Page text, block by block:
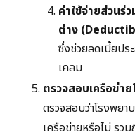
ค่าใช้จ่ายส่วนร่
ต่าง
ซึ่งช่วยลดเบี้ยป
เคลม
ตรวจสอบเครือข่า
ตรวจสอบว่าโรงพย
เครือข่ายหรือไม่ รว